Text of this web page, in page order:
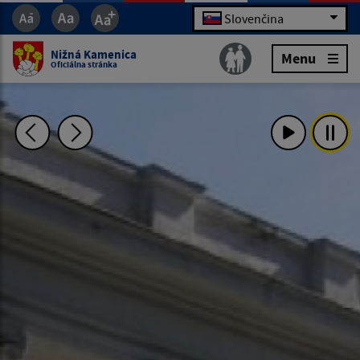
Slovenčina
Nižná Kamenica
Oficiálna stránka Menu